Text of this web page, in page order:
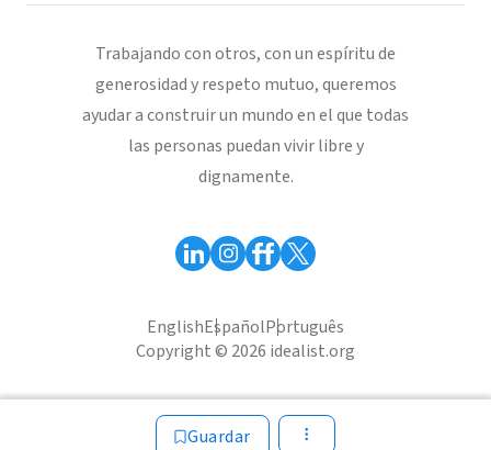
Guardar
Trabajando con otros, con un espíritu de
generosidad y respeto mutuo, queremos
ayudar a construir un mundo en el que todas
las personas puedan vivir libre y
dignamente.
EnglishEspañolPortuguês
Copyright © 2026 idealist.org